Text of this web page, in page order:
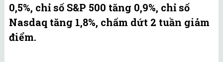
0,5%, chỉ số S&P 500 tăng 0,9%, chỉ số
Nasdaq tăng 1,8%, chấm dứt 2 tuần giảm
điểm.